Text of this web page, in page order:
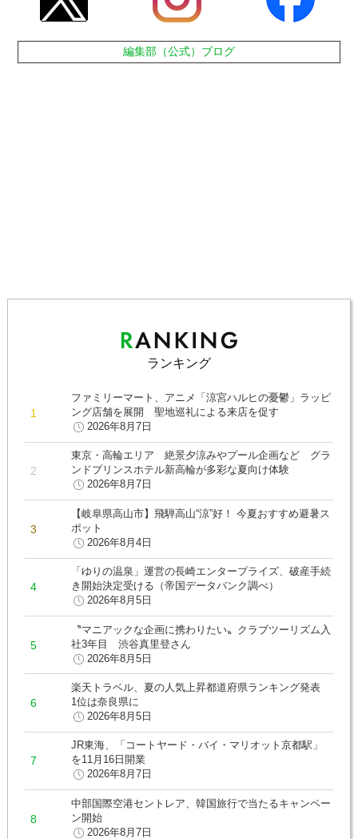
編集部（公式）ブログ
ランキング
ファミリーマート、アニメ「涼宮ハルヒの憂鬱」ラッピ
ング店舗を展開 聖地巡礼による来店を促す
2026年8月7日
東京・高輪エリア 絶景夕涼みやプール企画など グラ
ンドプリンスホテル新高輪が多彩な夏向け体験
2026年8月7日
【岐阜県高山市】飛騨高山“涼”好！ 今夏おすすめ避暑ス
ポット
2026年8月4日
「ゆりの温泉」運営の長崎エンタープライズ、破産手続
き開始決定受ける（帝国データバンク調べ）
2026年8月5日
〝マニアックな企画に携わりたい〟クラブツーリズム入
社3年目 渋谷真里登さん
2026年8月5日
楽天トラベル、夏の人気上昇都道府県ランキング発表
1位は奈良県に
2026年8月5日
JR東海、「コートヤード・バイ・マリオット京都駅」
を11月16日開業
2026年8月7日
中部国際空港セントレア、韓国旅行で当たるキャンペー
ン開始
2026年8月7日